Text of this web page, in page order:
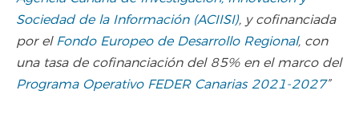
Sociedad de la Información (ACIISI), y cofinanciada
por el Fondo Europeo de Desarrollo Regional, con
una tasa de cofinanciación del 85% en el marco del
Programa Operativo FEDER Canarias 2021-2027”